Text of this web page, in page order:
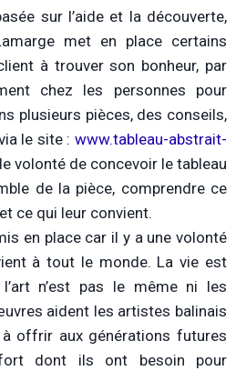
sur l’aide et la découverte,
met en place certains
à trouver son bonheur, par
chez les personnes pour
plusieurs pièces, des conseils,
le site : www.tableau-abstrait-
volonté de concevoir le tableau
de la pièce, comprendre ce
ce qui leur convient.
en place car il y a une volonté
à tout le monde. La vie est
n’est pas le même ni les
aident les artistes balinais
offrir aux générations futures
dont ils ont besoin pour